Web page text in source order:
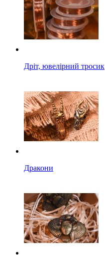
Дріт, ювелірний тросик
Дракони